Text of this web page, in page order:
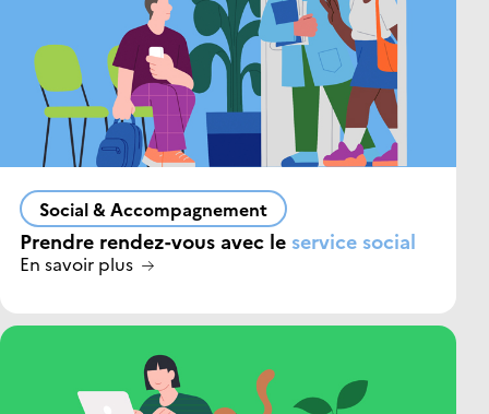
Social & Accompagnement
Prendre rendez-vous avec le service social
En savoir plus